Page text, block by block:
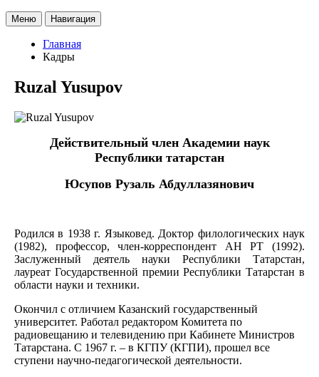
Меню Навигация
Главная
Кадры
Ruzal Yusupov
Действительный член Академии наук
Республики татарстан
Юсупов Рузаль Абдуллазянович
Родился в 1938 г. Языковед. Доктор филологических наук
(1982), профессор, член-корреспондент АН РТ (1992).
Заслуженный деятель науки Республики Татарстан,
лауреат Государственной премии Республики Татарстан в
области науки и техники.
Окончил с отличием Казанский государственный
университет. Работал редактором Комитета по
радиовещанию и телевидению при Кабинете Министров
Татарстана. С 1967 г. – в КГПУ (КГПИ), прошел все
ступени научно-педагогической деятельности.